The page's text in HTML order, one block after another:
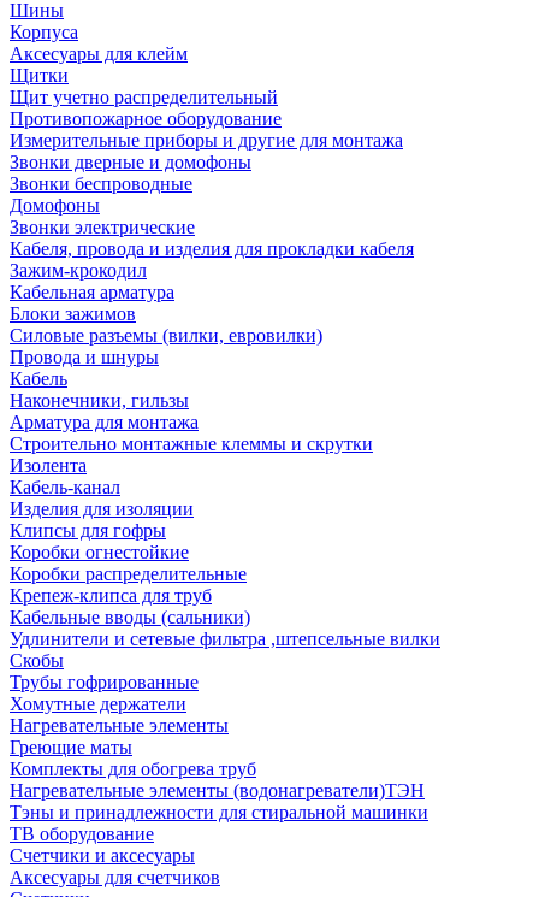
Шины
Корпуса
Аксесуары для клейм
Щитки
Щит учетно распределительный
Противопожарное оборудование
Измерительные приборы и другие для монтажа
Звонки дверные и домофоны
Звонки беспроводные
Домофоны
Звонки электрические
Кабеля, провода и изделия для прокладки кабеля
Зажим-крокодил
Кабельная арматура
Блоки зажимов
Силовые разъемы (вилки, евровилки)
Провода и шнуры
Кабель
Наконечники, гильзы
Арматура для монтажа
Строительно монтажные клеммы и скрутки
Изолента
Кабель-канал
Изделия для изоляции
Клипсы для гофры
Коробки огнестойкие
Коробки распределительные
Крепеж-клипса для труб
Кабельные вводы (сальники)
Удлинители и сетевые фильтра ,штепсельные вилки
Скобы
Трубы гофрированные
Хомутные держатели
Нагревательные элементы
Греющие маты
Комплекты для обогрева труб
Нагревательные элементы (водонагреватели)ТЭН
Тэны и принадлежности для стиральной машинки
ТВ оборудование
Счетчики и аксесуары
Аксесуары для счетчиков